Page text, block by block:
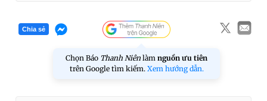
Chia sẻ
Chọn Báo Thanh Niên làm nguồn ưu tiên
trên Google tìm kiếm. Xem hướng dẫn.